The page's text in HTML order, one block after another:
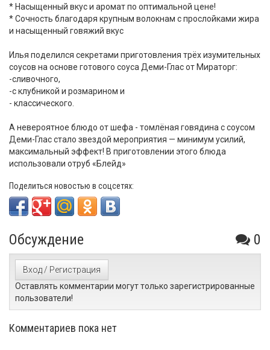
* Насыщенный вкус и аромат по оптимальной цене!
* Сочность благодаря крупным волокнам с прослойками жира
и насыщенный говяжий вкус
Илья поделился секретами приготовления трёх изумительных
соусов на основе готового соуса Деми-Глас от Мираторг:
-сливочного,
-с клубникой и розмарином и
- классического.
А невероятное блюдо от шефа - томлёная говядина с соусом
Деми-Глас стало звездой мероприятия — минимум усилий,
максимальный эффект! В приготовлении этого блюда
использовали отруб «Блейд»
Поделиться новостью в соцсетях:
Обсуждение 0
Вход / Регистрация
Оставлять комментарии могут только зарегистрированные
пользователи!
Комментариев пока нет